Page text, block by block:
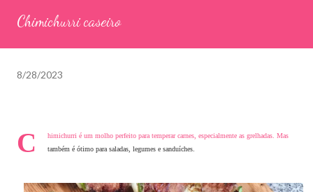
Chimichurri caseiro
8/28/2023
C
himichurri é um molho perfeito para temperar carnes, especialmente as grelhadas. Mas
também é ótimo para saladas, legumes e sanduíches.